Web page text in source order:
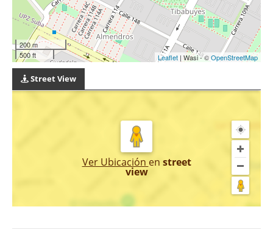
200 m
500 ft
Leaflet | Wasi - ©OpenStreetMap
Street View
Ver Ubicación en street
view